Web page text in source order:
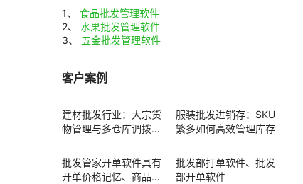
1、 食品批发管理软件
2、 水果批发管理软件
3、 五金批发管理软件
客户案例
建材批发行业：大宗货
物管理与多仓库调拨方
服装批发进销存：SKU
繁多如何高效管理库存
批发管家开单软件具有
开单价格记忆、商品赠
批发部打单软件、批发
部开单软件